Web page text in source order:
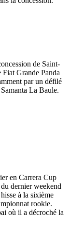
de Saint-
Grande Panda
par un défilé
La Baule.
en Carrera Cup
dernier weekend
à la sixième
rookie.
où il a décroché la